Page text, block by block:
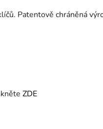
Patentově chráněná
ZDE